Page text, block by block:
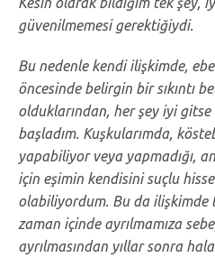
güvenilmemesi gerektiğiydi.
Bu nedenle kendi ilişkimde,
öncesinde belirgin bir sıkıntı
olduklarından, her şey iyi
başladım. Kuşkularımda,
yapabiliyor veya yapmadığı,
için eşimin kendisini suçlu
olabiliyordum. Bu da
zaman içinde ayrılmamıza
ayrılmasından yıllar sonra